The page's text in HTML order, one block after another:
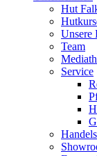
Hut
Unsere
Team
Service